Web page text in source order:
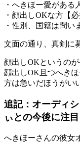
・へきほー愛がある
・顔出しOKな方【必
・性別、国籍は問い
文面の通り、真剣に
顔出しOKというの
顔出しOK且つへき
方は急いだほうがい
追記：オーディ
ぃとの今後に注目
へきほーさんの彼女